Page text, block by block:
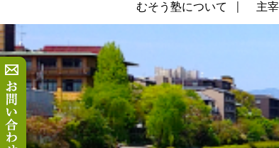
むそう塾について 主